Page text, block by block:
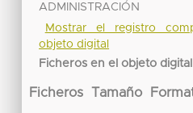
ADMINISTRACIÓN
Mostrar el registro
objeto digital
Ficheros en el objeto digital
Ficheros Tamaño